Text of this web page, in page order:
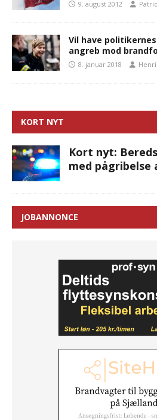
9. august 2012
Vil have
angreb mod
8. januar 2018
KORT NYT
Kort nyt:
med pågribelse
JOBANNONCE